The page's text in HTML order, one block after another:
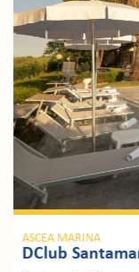
ASCEA MARINA
Olimpia